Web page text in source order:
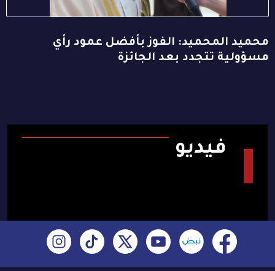
محميد المحميد: الفوز بأفضل عمود رأي
مسؤولية تتجدد بعد الجائزة
فيديو